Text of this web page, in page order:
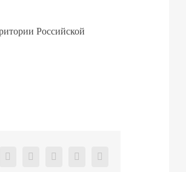
Российской
X RedditLinkedInPinterestVk